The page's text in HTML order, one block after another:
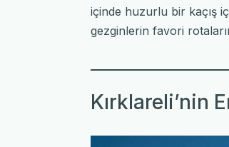
içinde huzurlu bir kaçış
gezginlerin favori
Kırklareli’nin